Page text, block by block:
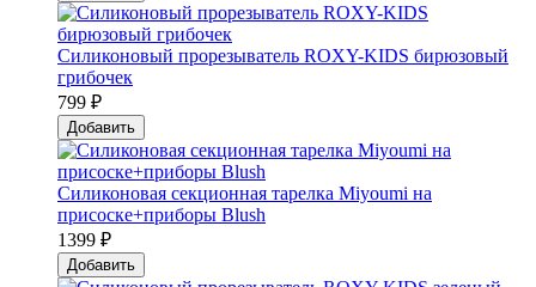
Силиконовый прорезыватель ROXY-KIDS бирюзовый
грибочек
799 ₽
Добавить
Силиконовая секционная тарелка Мiyoumi на
присоске+приборы Blush
1399 ₽
Добавить